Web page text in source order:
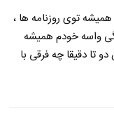
توی روزنامه ها ،
واسه خودم همیشه
تا دقیقا چه فرقی با